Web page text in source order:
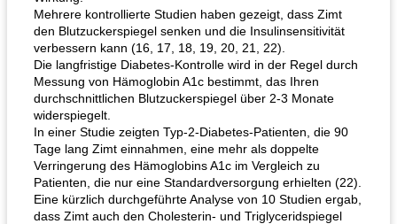
Mehrere kontrollierte Studien haben gezeigt, dass Zimt
den Blutzuckerspiegel senken und die Insulinsensitivität
verbessern kann (16, 17, 18, 19, 20, 21, 22).
Die langfristige Diabetes-Kontrolle wird in der Regel durch
Messung von Hämoglobin A1c bestimmt, das Ihren
durchschnittlichen Blutzuckerspiegel über 2-3 Monate
widerspiegelt.
In einer Studie zeigten Typ-2-Diabetes-Patienten, die 90
Tage lang Zimt einnahmen, eine mehr als doppelte
Verringerung des Hämoglobins A1c im Vergleich zu
Patienten, die nur eine Standardversorgung erhielten (22).
Eine kürzlich durchgeführte Analyse von 10 Studien ergab,
dass Zimt auch den Cholesterin- und Triglyceridspiegel